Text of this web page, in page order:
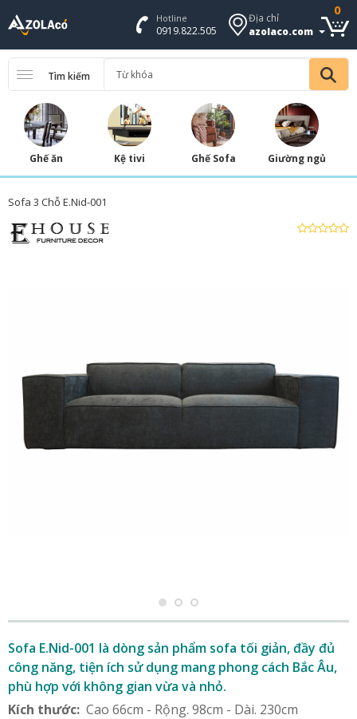
Hotline
0919.822.505
Địa chỉ
azolaco.com
0
Tìm kiếm
Ghế ăn Kệ tivi Ghế Sofa Giường ngủ
Sofa 3 Chỗ E.Nid-001
Sofa E.Nid-001 là dòng sản phẩm sofa tối giản, đầy đủ
công năng, tiện ích sử dụng mang phong cách Bắc Âu,
phù hợp với không gian vừa và nhỏ.
Kích thước: Cao 66cm - Rộng. 98cm - Dài. 230cm